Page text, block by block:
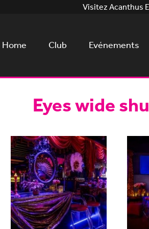
Visitez Acanthus
Home Club Evénements
Eyes wide